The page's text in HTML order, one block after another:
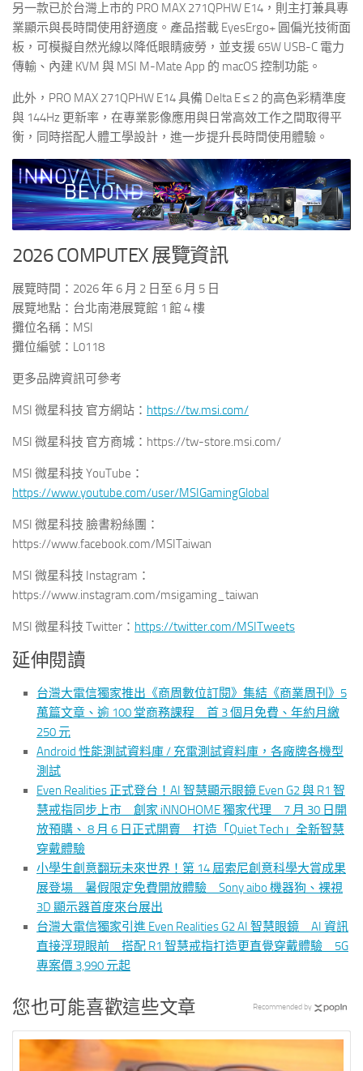
另一款已於台灣上市的 PRO MAX 271QPHW E14，則主打兼具專
業顯示與長時間使用舒適度。產品搭載 EyesErgo+ 圓偏光技術面
板，可模擬自然光線以降低眼睛疲勞，並支援 65W USB-C 電力
傳輸、內建 KVM 與 MSI M-Mate App 的 macOS 控制功能。
此外，PRO MAX 271QPHW E14 具備 Delta E ≤ 2 的高色彩精準度
與 144Hz 更新率，在專業影像應用與日常高效工作之間取得平
衡，同時搭配人體工學設計，進一步提升長時間使用體驗。
2026 COMPUTEX 展覽資訊
展覽時間：2026 年 6 月 2 日至 6 月 5 日
展覽地點：台北南港展覽館 1 館 4 樓
攤位名稱：MSI
攤位編號：L0118
更多品牌資訊可參考
MSI 微星科技 官方網站： https://tw.msi.com/
MSI 微星科技 官方商城：https://tw-store.msi.com/
MSI 微星科技 YouTube：
https://www.youtube.com/user/MSIGamingGlobal
MSI 微星科技 臉書粉絲團：
https://www.facebook.com/MSITaiwan
MSI 微星科技 Instagram：
https://www.instagram.com/msigaming_taiwan
MSI 微星科技 Twitter： https://twitter.com/MSITweets
延伸閱讀
台灣大電信獨家推出《商周數位訂閱》集結《商業周刊》5
萬篇文章、逾 100 堂商務課程 首 3 個月免費、年約月繳
250 元
Android 性能測試資料庫 / 充電測試資料庫，各廠牌各機型
測試
Even Realities 正式登台！AI 智慧顯示眼鏡 Even G2 與 R1 智
慧戒指同步上市 創家 iNNOHOME 獨家代理 7 月 30 日開
放預購、 8 月 6 日正式開賣 打造「Quiet Tech」全新智慧
穿戴體驗
小學生創意翻玩未來世界！第 14 屆索尼創意科學大賞成果
展登場 暑假限定免費開放體驗 Sony aibo 機器狗、裸視
3D 顯示器首度來台展出
台灣大電信獨家引進 Even Realities G2 AI 智慧眼鏡 AI 資訊
直接浮現眼前 搭配 R1 智慧戒指打造更直覺穿戴體驗 5G
專案價 3,990 元起
您也可能喜歡這些文章 Recommended by